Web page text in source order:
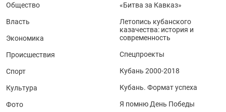
Общество
Власть
Экономика
Происшествия
Спорт
Культура
Фото
«Битва за Кавказ»
Летопись кубанского
казачества: история и
современность
Спецпроекты
Кубань 2000-2018
Кубань. Формат успеха
Я помню День Победы